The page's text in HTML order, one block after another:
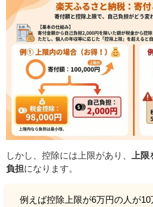
しかし、控除には上限があり、
上
負担 になります。
例えば控除上限が6万円の人が10